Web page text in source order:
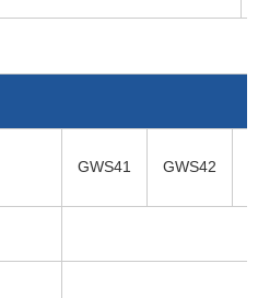
GWS41 GWS42